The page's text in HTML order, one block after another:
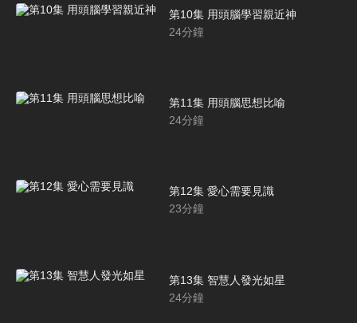
第10集 用頭腦學習親近神
24分鐘
第11集 用頭腦思想比喻
24分鐘
第12集 愛心需要見識
23分鐘
第13集 智慧人發光如星
24分鐘